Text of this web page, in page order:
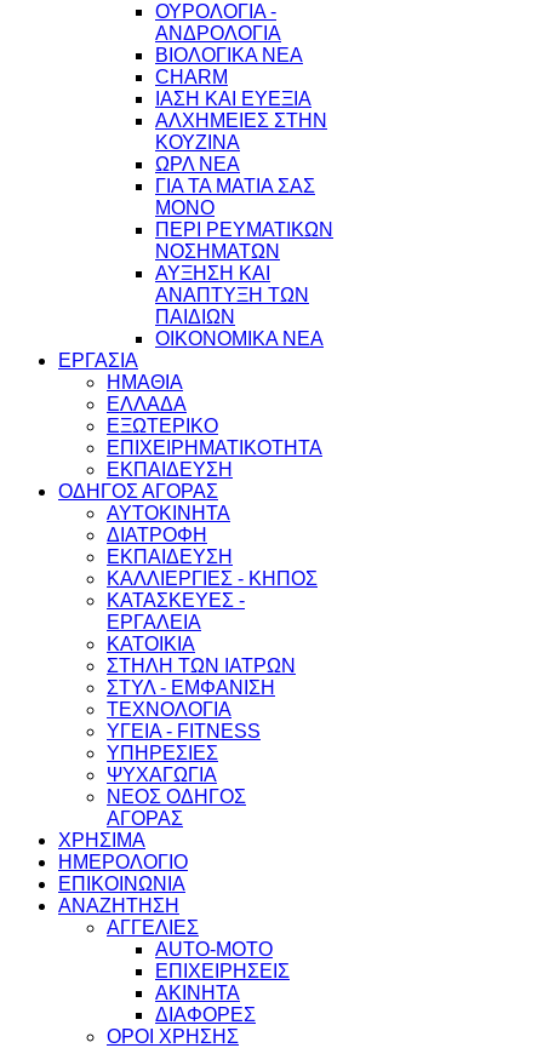
ΟΥΡΟΛΟΓΙΑ -
ΑΝΔΡΟΛΟΓΙΑ
ΒΙΟΛΟΓΙΚΑ ΝΕΑ
CHARM
ΙΑΣΗ ΚΑΙ ΕΥΕΞΙΑ
ΑΛΧΗΜΕΙΕΣ ΣΤΗΝ
ΚΟΥΖΙΝΑ
ΩΡΛ ΝEA
ΓΙΑ ΤΑ ΜΑΤΙΑ ΣΑΣ
ΜΟΝΟ
ΠΕΡΙ ΡΕΥΜΑΤΙΚΩΝ
ΝΟΣΗΜΑΤΩΝ
ΑΥΞΗΣΗ ΚΑΙ
ΑΝΑΠΤΥΞΗ ΤΩΝ
ΠΑΙΔΙΩΝ
ΟΙΚΟΝΟΜΙΚΑ ΝΕΑ
ΕΡΓΑΣΙΑ
ΗΜΑΘΙΑ
ΕΛΛΑΔΑ
ΕΞΩΤΕΡΙΚΟ
ΕΠΙΧΕΙΡΗΜΑΤΙΚΟΤΗΤΑ
ΕΚΠΑΙΔΕΥΣΗ
ΟΔΗΓΟΣ ΑΓΟΡΑΣ
ΑΥΤΟΚΙΝΗΤΑ
ΔΙΑΤΡΟΦΗ
ΕΚΠΑΙΔΕΥΣΗ
ΚΑΛΛΙΕΡΓΙΕΣ - ΚΗΠΟΣ
ΚΑΤΑΣΚΕΥΕΣ -
ΕΡΓΑΛΕΙΑ
ΚΑΤΟΙΚΙΑ
ΣΤΗΛΗ ΤΩΝ ΙΑΤΡΩΝ
ΣΤΥΛ - ΕΜΦΑΝΙΣΗ
ΤΕΧΝΟΛΟΓΙΑ
ΥΓΕΙΑ - FITNESS
ΥΠΗΡΕΣΙΕΣ
ΨΥΧΑΓΩΓΙΑ
ΝΕΟΣ ΟΔΗΓΟΣ
ΑΓΟΡΑΣ
ΧΡΗΣΙΜΑ
ΗΜΕΡΟΛΟΓΙΟ
ΕΠΙΚΟΙΝΩΝΙΑ
ΑΝΑΖΗΤΗΣΗ
ΑΓΓΕΛΙΕΣ
AUTO-MOTO
ΕΠΙΧΕΙΡΗΣΕΙΣ
ΑΚΙΝΗΤΑ
ΔΙΑΦΟΡΕΣ
ΟΡΟΙ ΧΡΗΣΗΣ